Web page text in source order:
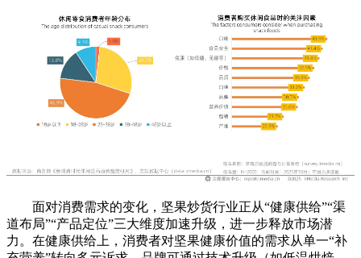
面对消费需求的变化，坚果炒货行业正从“健康供给”“渠
道布局”“产品定位”三大维度加速升级，进一步释放市场潜
力。在健康供给上，消费者对坚果健康价值的需求从单一“补